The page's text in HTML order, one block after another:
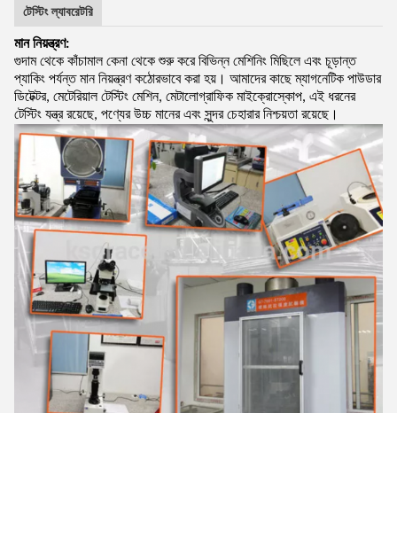
টেস্টিং ল্যাবরেটরি
মান নিয়ন্ত্রণ:
গুদাম থেকে কাঁচামাল কেনা থেকে শুরু করে বিভিন্ন মেশিনিং মিছিলে এবং চূড়ান্ত
প্যাকিং পর্যন্ত মান নিয়ন্ত্রণ কঠোরভাবে করা হয়। আমাদের কাছে ম্যাগনেটিক পাউডার
ডিটেক্টর, মেটেরিয়াল টেস্টিং মেশিন, মেটালোগ্রাফিক মাইক্রোস্কোপ, এই ধরনের
টেস্টিং যন্ত্র রয়েছে, পণ্যের উচ্চ মানের এবং সুন্দর চেহারার নিশ্চয়তা রয়েছে।